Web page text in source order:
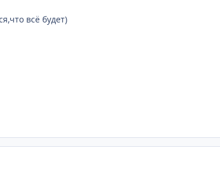
всё будет)